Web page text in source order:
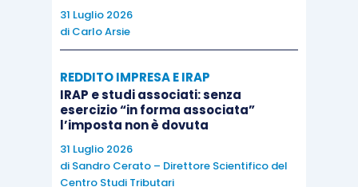
31 Luglio 2026
di Carlo Arsie
REDDITO IMPRESA E IRAP
IRAP e studi associati: senza
esercizio “in forma associata”
l’imposta non è dovuta
31 Luglio 2026
di Sandro Cerato – Direttore Scientifico del
Centro Studi Tributari